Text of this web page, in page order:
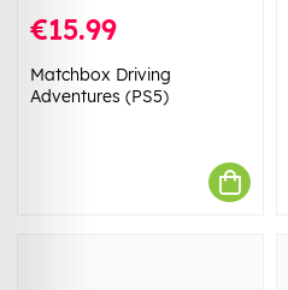
€15.99
Matchbox Driving
Adventures (PS5)